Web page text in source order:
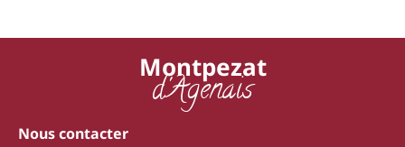
Montpezat
d'Agenais
Nous contacter